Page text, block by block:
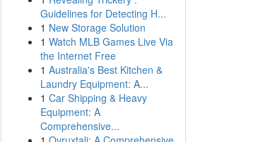
Guidelines for Detecting H...
1 New Storage Solution
1 Watch MLB Games Live Via
the Internet Free
1 Australia's Best Kitchen &
Laundry Equipment: A...
1 Car Shipping & Heavy
Equipment: A
Comprehensive...